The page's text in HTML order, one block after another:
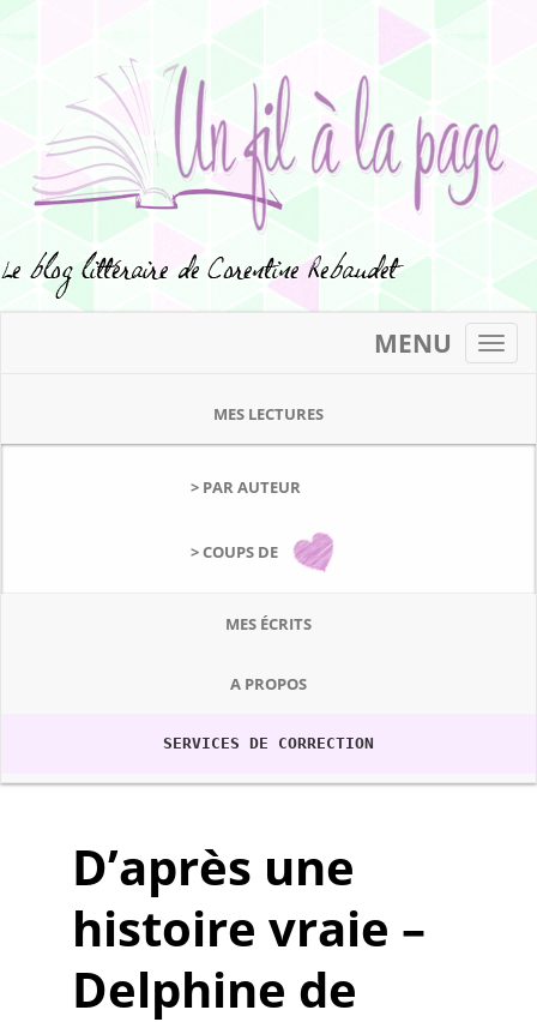
MENU
MES LECTURES
> PAR AUTEUR
> COUPS DE
MES ÉCRITS
A PROPOS
SERVICES DE CORRECTION
D’après une
histoire vraie –
Delphine de